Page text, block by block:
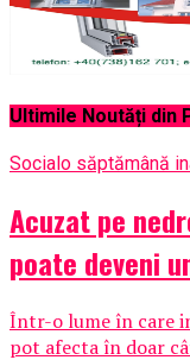
Ultimile Noutăți din
Social o săptămână
Acuzat pe
poate deveni
Într-o lume în care
pot afecta în doar